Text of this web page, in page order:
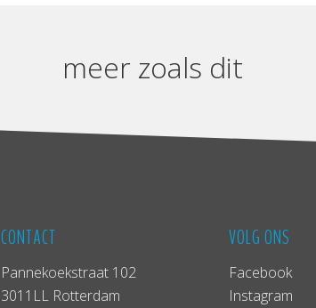
meer zoals dit
CONTACT
Pannekoekstraat 102
3011LL Rotterdam
VOLG ONS
Facebook
Instagram